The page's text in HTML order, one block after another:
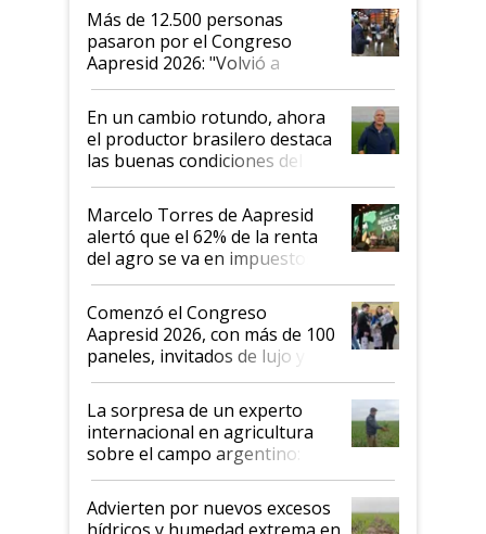
Más de 12.500 personas
pasaron por el Congreso
Aapresid 2026: "Volvió a
demostrar que hablar del
suelo es hablar de todo el
sistema productivo"
En un cambio rotundo, ahora
el productor brasilero destaca
las buenas condiciones del
agro argentino para invertir:
"Los veo más motivados"
Marcelo Torres de Aapresid
alertó que el 62% de la renta
del agro se va en impuestos:
"No es bueno que en
Argentina se sigan discutiendo
las mismas cosas de hace 50
años"
Comenzó el Congreso
Aapresid 2026, con más de 100
paneles, invitados de lujo y
todas las tendencias
La sorpresa de un experto
internacional en agricultura
sobre el campo argentino:
"Estoy muy impresionado"
Advierten por nuevos excesos